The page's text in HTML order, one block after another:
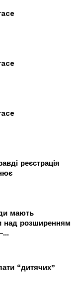
реєстрація
мають
над розширенням
“дитячих”